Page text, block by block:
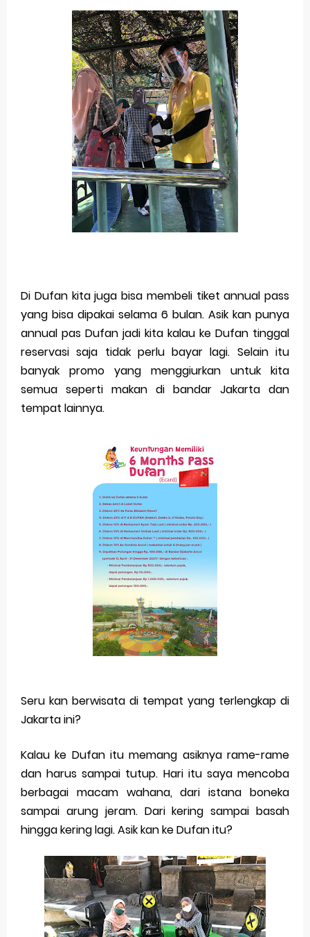
Di Dufan kita juga bisa membeli tiket annual pass
yang bisa dipakai selama 6 bulan. Asik kan punya
annual pas Dufan jadi kita kalau ke Dufan tinggal
reservasi saja tidak perlu bayar lagi. Selain itu
banyak promo yang menggiurkan untuk kita
semua seperti makan di bandar Jakarta dan
tempat lainnya.
Seru kan berwisata di tempat yang terlengkap di
Jakarta ini?
Kalau ke Dufan itu memang asiknya rame-rame
dan harus sampai tutup. Hari itu saya mencoba
berbagai macam wahana, dari istana boneka
sampai arung jeram. Dari kering sampai basah
hingga kering lagi. Asik kan ke Dufan itu?